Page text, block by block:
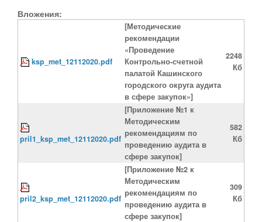
Вложения:
ksp_met_12112020.pdf
[Методические
рекомендации
«Проведение
Контрольно-счетной
палатой Кашинского
городского округа аудита
в сфере закупок»]
2248
Кб
pril1_ksp_met_12112020.pdf
[Приложение №1 к
Методическим
рекомендациям по
проведению аудита в
сфере закупок]
582
Кб
pril2_ksp_met_12112020.pdf
[Приложение №2 к
Методическим
рекомендациям по
проведению аудита в
сфере закупок]
309
Кб